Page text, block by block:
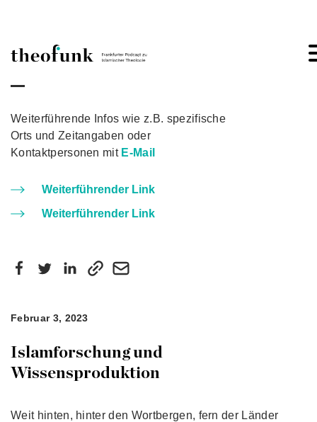
Weiterführende Infos wie z.B. spezifische
Orts und Zeitangaben oder
Kontaktpersonen mit E-Mail
Weiterführender Link
Weiterführender Link
Februar 3, 2023
Islamforschung und
Wissensproduktion
Weit hinten, hinter den Wortbergen, fern der Länder